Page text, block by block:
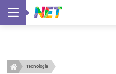
Tecnología